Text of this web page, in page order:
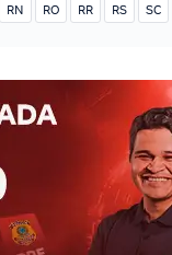
RN RO RR RS SC